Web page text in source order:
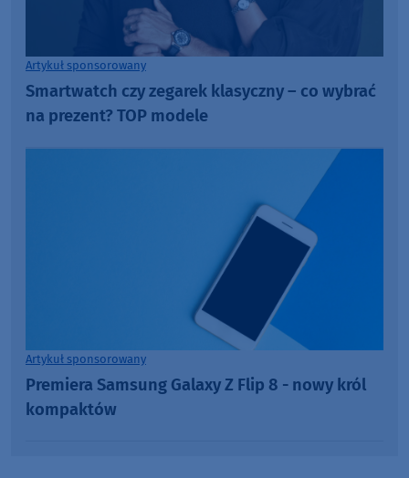
Artykuł sponsorowany
Smartwatch czy zegarek klasyczny – co wybrać
na prezent? TOP modele
Artykuł sponsorowany
Premiera Samsung Galaxy Z Flip 8 - nowy król
kompaktów